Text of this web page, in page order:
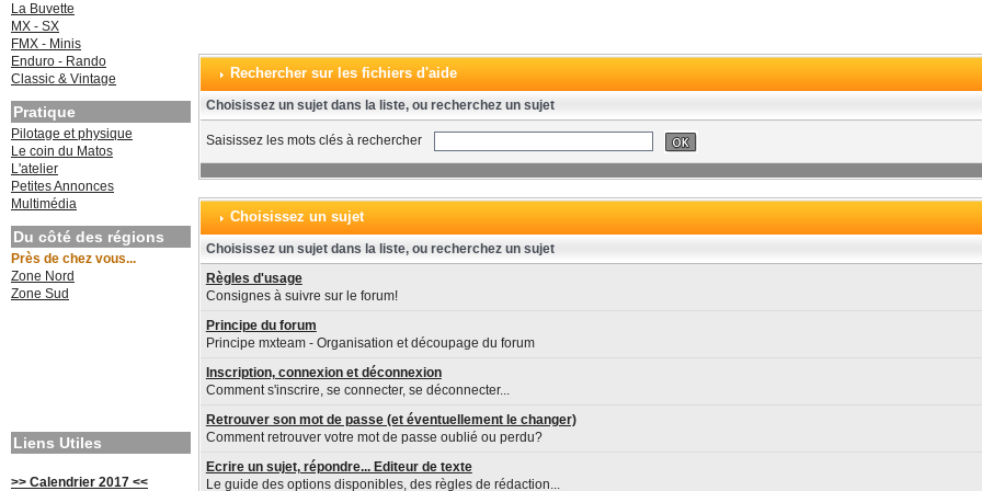
La Buvette
MX - SX
FMX - Minis
Enduro - Rando
Classic & Vintage
Pratique
Pilotage et physique
Le coin du Matos
L'atelier
Petites Annonces
Multimédia
Du côté des régions
Près de chez vous...
Zone Nord
Zone Sud
Liens Utiles
>> Calendrier 2017 <<
Rechercher sur les fichiers d'aide
Choisissez un sujet dans la liste, ou recherchez un sujet
Saisissez les mots clés à rechercher
Choisissez un sujet
Choisissez un sujet dans la liste, ou recherchez un sujet
Règles d'usage
Consignes à suivre sur le forum!
Principe du forum
Principe mxteam - Organisation et découpage du forum
Inscription, connexion et déconnexion
Comment s'inscrire, se connecter, se déconnecter...
Retrouver son mot de passe (et éventuellement le changer)
Comment retrouver votre mot de passe oublié ou perdu?
Ecrire un sujet, répondre... Editeur de texte
Le guide des options disponibles, des règles de rédaction...